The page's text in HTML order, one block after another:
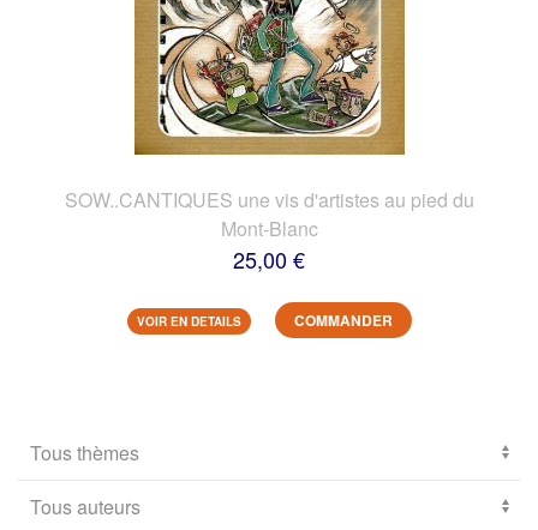
SOW..CANTIQUES une vis d'artistes au pied du
Mont-Blanc
25,00 €
VOIR EN DETAILS COMMANDER